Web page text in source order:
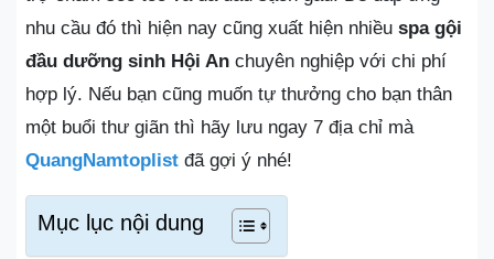
nhu cầu đó thì hiện nay cũng xuất hiện nhiều spa gội
đầu dưỡng sinh Hội An chuyên nghiệp với chi phí
hợp lý. Nếu bạn cũng muốn tự thưởng cho bạn thân
một buổi thư giãn thì hãy lưu ngay 7 địa chỉ mà
QuangNamtoplist đã gợi ý nhé!
Mục lục nội dung